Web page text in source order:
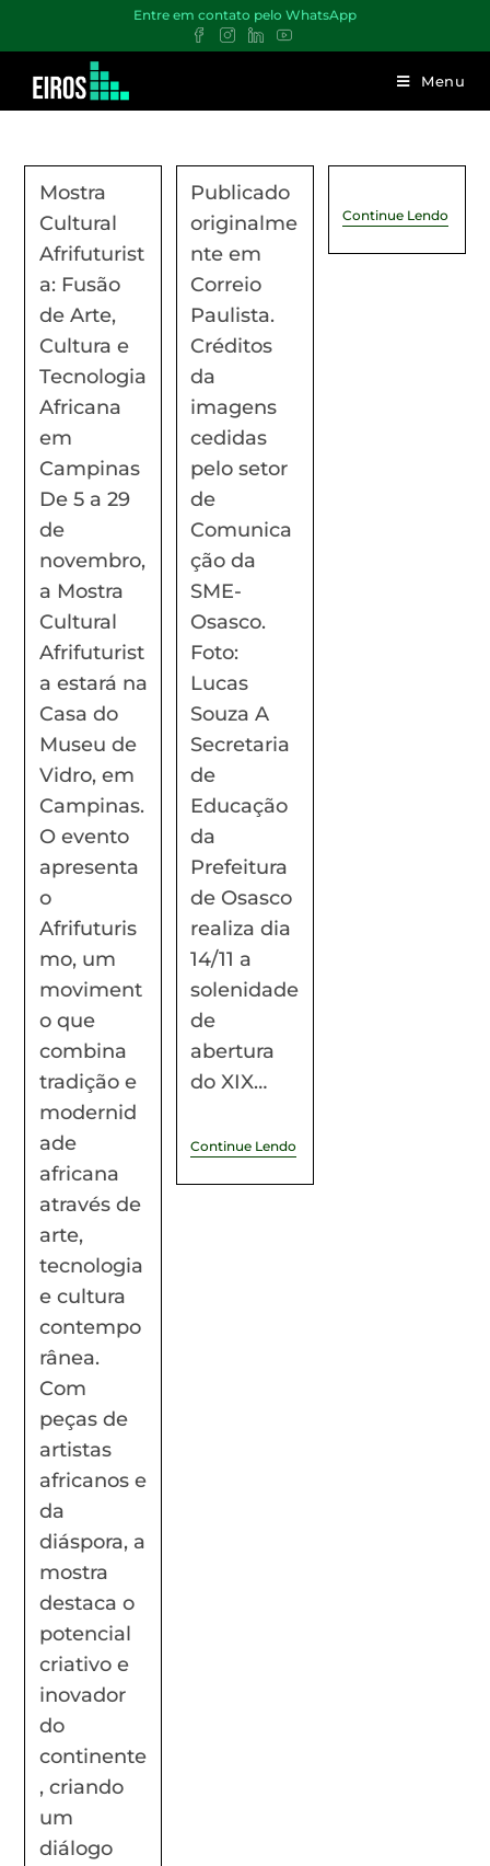
Entre em contato pelo WhatsApp
Menu
Mostra
Cultural
Afrifuturist
a: Fusão
de Arte,
Cultura e
Tecnologia
Africana
em
Campinas
De 5 a 29
de
novembro,
a Mostra
Cultural
Afrifuturist
a estará na
Casa do
Museu de
Vidro, em
Campinas.
O evento
apresenta
o
Afrifuturis
mo, um
moviment
o que
combina
tradição e
modernid
ade
africana
através de
arte,
tecnologia
e cultura
contempo
rânea.
Com
peças de
artistas
africanos e
da
diáspora, a
mostra
destaca o
potencial
criativo e
inovador
do
continente
, criando
um
diálogo
Publicado
originalme
nte em
Correio
Paulista.
Créditos
da
imagens
cedidas
pelo setor
de
Comunica
ção da
SME-
Osasco.
Foto:
Lucas
Souza A
Secretaria
de
Educação
da
Prefeitura
de Osasco
realiza dia
14/11 a
solenidade
de
abertura
do XIX…
Continue Lendo
Continue Lendo